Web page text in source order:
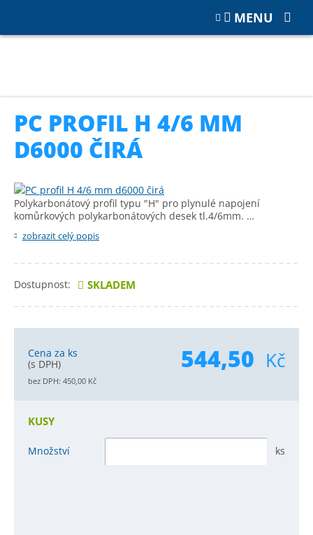
PC PROFIL H 4/6 MM
D6000 ČIRÁ
Polykarbonátový profil typu "H" pro plynulé napojení
komůrkových polykarbonátových desek tl.4/6mm. …
zobrazit celý popis
Dostupnost: SKLADEM
Cena za ks
(s DPH)
544,50 Kč
bez DPH: 450,00 Kč
KUSY
Množství ks
MENU